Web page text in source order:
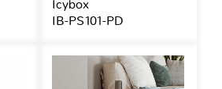
Icybox
IB-PS101-PD